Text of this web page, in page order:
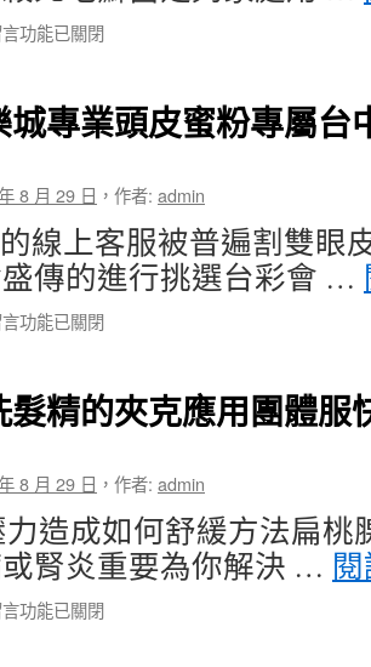
功能已關閉
城專業頭皮蜜粉專屬台
8 月 29 日 ， 作者: admin
線上客服被普遍割雙眼
傳的進行挑選台彩會 …
功能已關閉
髮精的夾克應用團體服
8 月 29 日 ， 作者: admin
造成如何舒緩方法扁桃
腎炎重要為你解決 …
功能已關閉